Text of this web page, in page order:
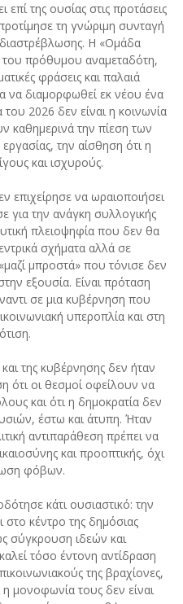
της ουσίας στις προτάσεις
τη γνώριμη συνταγή
διαστρέβλωσης. Η «Ομάδα
πρόθυμου αναμεταδότη,
φράσεις και παλαιά
να διαμορφωθεί εκ νέου ένα
2026 δεν είναι η κοινωνία
καθημερινά την πίεση των
την αίσθηση ότι η
και ισχυρούς.
επιχείρησε να ωραιοποιήσει
για την ανάγκη συλλογικής
πλειοψηφία που δεν θα
σχήματα αλλά σε
μπροστά» που τόνισε δεν
εξουσία. Είναι πρόταση
σε μια κυβέρνηση που
υπεροπλία και στη
της κυβέρνησης δεν ήταν
ότι οι θεσμοί οφείλουν να
και ότι η δημοκρατία δεν
έστω και άτυπη. Ήταν
αντιπαράθεση πρέπει να
και προοπτικής, όχι
φόβων.
κάτι ουσιαστικό: την
κέντρο της δημόσιας
σύγκρουση ιδεών και
τόσο έντονη αντίδραση
της βραχίονες,
η μονοφωνία τους δεν είναι